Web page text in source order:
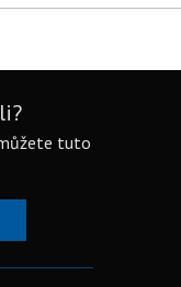
tuto